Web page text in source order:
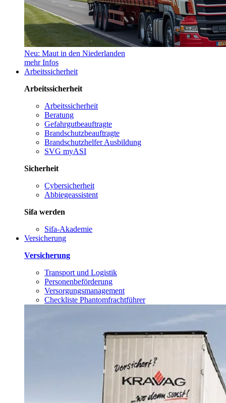
Neu: Maut in den Niederlanden
mehr Infos
Arbeitssicherheit
Arbeitssicherheit
Arbeitssicherheit
Beratung
Gefahrgutbeauftragte
Brandschutzbeauftragte
Brandschutzhelfer Ausbildung
SVG myASI
Sicherheit
Cybersicherheit
Abbiegeassistent
Sifa werden
Sifa-Akademie
Versicherung
Versicherung
Transport und Logistik
Personenbeförderung
Versorgungsmanagement
Checkliste Phantomfrachtführer